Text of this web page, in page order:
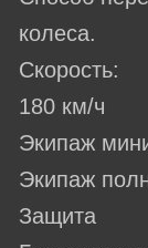
колеса.
Скорость:
180 км/ч
Экипаж
Экипаж
Защита